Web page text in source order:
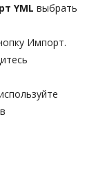
YML выбрать
Импорт.